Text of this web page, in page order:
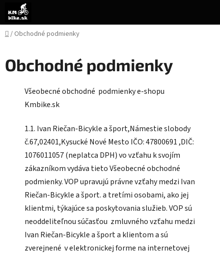
obsah
Domov
/ Obchodné podmienky
Obchodné podmienky
Všeobecné obchodné podmienky e-shopu
Kmbike.sk
1.1. Ivan Riečan-Bicykle a šport,Námestie slobody
č.67,02401,Kysucké Nové Mesto IČO: 47800691 ,DIČ:
1076011057 (neplatca DPH) vo vzťahu k svojím
zákazníkom vydáva tieto Všeobecné obchodné
podmienky. VOP upravujú právne vzťahy medzi Ivan
Riečan-Bicykle a šport. a tretími osobami, ako jej
klientmi, týkajúce sa poskytovania služieb.VOP sú
neoddeliteľnou súčasťou zmluvného vzťahu medzi
Ivan Riečan-Bicykle a športa klientom a sú
zverejnené v elektronickej forme na internetovej